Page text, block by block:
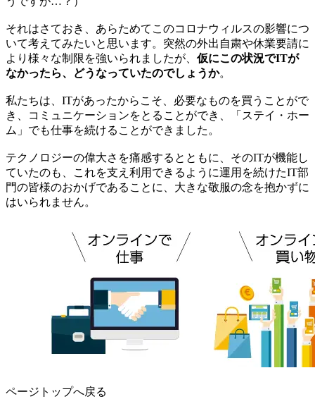
それはさておき、あらためてこのコロナウィルスの影響につ
いて考えてみたいと思います。突然の外出自粛や休業要請に
より様々な制限を強いられましたが、 仮にこの状況でITが
なかったら、どうなっていたのでしょうか。
私たちは、ITがあったからこそ、必要なものを買うことがで
き、コミュニケーションをとることができ、「ステイ・ホー
ム」でも仕事を続けることができました。
テクノロジーの偉大さを痛感するとともに、そのITが機能し
ていたのも、これを支え利用できるように運用を続けたIT部
門の皆様のおかげであることに、大きな敬服の念を抱かずに
はいられません。
ページトップへ戻る